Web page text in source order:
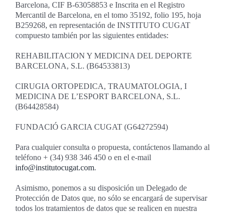
Barcelona, CIF B-63058853 e Inscrita en el Registro
Mercantil de Barcelona, en el tomo 35192, folio 195, hoja
B259268, en representación de INSTITUTO CUGAT
compuesto también por las siguientes entidades:
REHABILITACION Y MEDICINA DEL DEPORTE
BARCELONA, S.L. (B64533813)
CIRUGIA ORTOPEDICA, TRAUMATOLOGIA, I
MEDICINA DE L’ESPORT BARCELONA, S.L.
(B64428584)
FUNDACIÓ GARCIA CUGAT (G64272594)
Para cualquier consulta o propuesta, contáctenos llamando al
teléfono + (34) 938 346 450 o en el e-mail
info@institutocugat.com.
Asimismo, ponemos a su disposición un Delegado de
Protección de Datos que, no sólo se encargará de supervisar
todos los tratamientos de datos que se realicen en nuestra